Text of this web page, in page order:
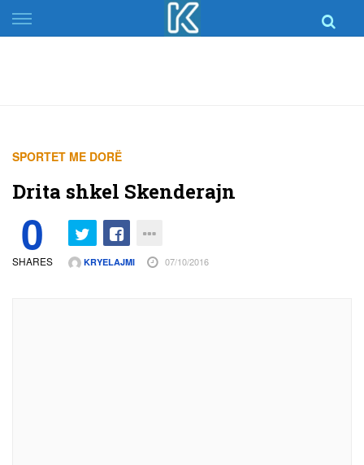
Skip
to
SPORTET ME DORË
Drita shkel Skenderajn
0
SHARES KRYELAJMI 07/10/2016